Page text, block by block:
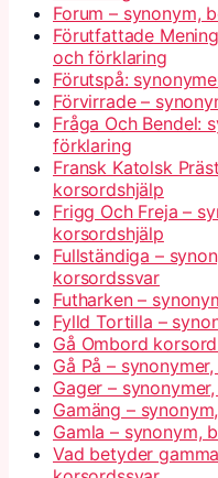
Forum – synonym,
Förutfattade
och förklaring
Förutspå:
Förvirrade –
Fråga Och Bendel:
förklaring
Fransk Katolsk
korsordshjälp
Frigg Och Freja –
korsordshjälp
Fullständiga –
korsordssvar
Futharken –
Fylld Tortilla –
Gå Ombord
Gå På –
Gager –
Gamäng –
Gamla – synonym,
Vad betyder